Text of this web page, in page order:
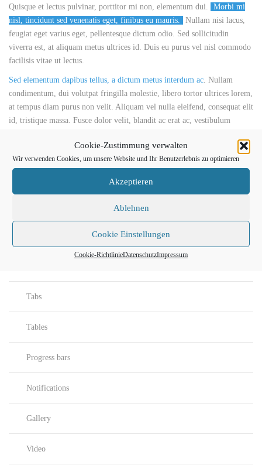
Cookie-Zustimmung verwalten
Wir verwenden Cookies, um unsere Website und Ihr Benutzerlebnis zu optimieren
Akzeptieren
Ablehnen
Cookie Einstellungen
Cookie-RichtlinieDatenschutzImpressum
Quisque et lectus pulvinar, porttitor mi non, elementum dui.
Morbi mi
nisl, tincidunt sed venenatis eget, finibus eu mauris.
Nullam nisi lacus,
feugiat eget varius eget, pellentesque dictum odio. Sed sollicitudin
viverra est, at aliquam metus ultrices id. Duis eu purus vel nisl commodo
facilisis vitae ut lectus.
Sed elementum dapibus tellus, a dictum metus interdum ac. Nullam
condimentum, dui volutpat fringilla molestie, libero tortor ultrices lorem,
at tempus diam purus non velit. Aliquam vel nulla eleifend, consequat elit
id, tristique massa. Fusce dolor velit, blandit ac erat ac, vestibulum
Curabitur maximus feugiat velit, sed dapibus sem auctor quis. Maecenas
turpis purus, tincidunt eget mattis ac, placerat sit amet dolor. Aenean vel
porttitor libero, nec tempor magna. Mauris sed ex at tellus elementum
tempus dignissim ac est.
Tabs
Tables
Progress bars
Notifications
Gallery
Video